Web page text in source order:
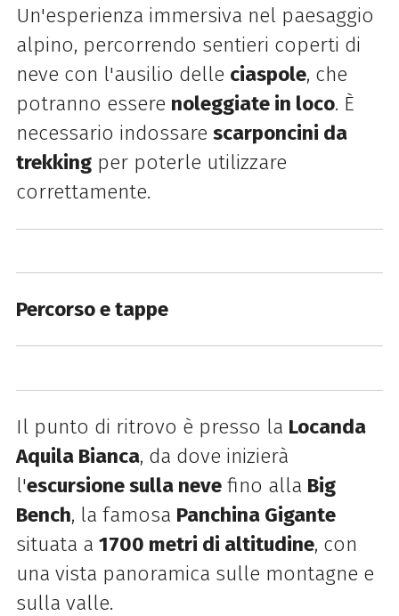
Un'esperienza immersiva nel paesaggio
alpino, percorrendo sentieri coperti di
neve con l'ausilio delle ciaspole, che
potranno essere noleggiate in loco. È
necessario indossare scarponcini da
trekkingper poterle utilizzare
correttamente.
Percorso e tappe
Il punto di ritrovo è presso la Locanda
Aquila Bianca, da dove inizierà
l'escursione sulla nevefino alla Big
Bench, la famosa Panchina Gigante
situata a 1700 metri di altitudine, con
una vista panoramica sulle montagne e
sulla valle.